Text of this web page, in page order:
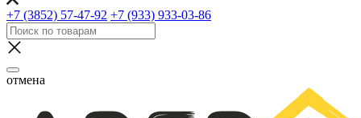
+7 (3852) 57-47-92 +7 (933) 933-03-86
отмена